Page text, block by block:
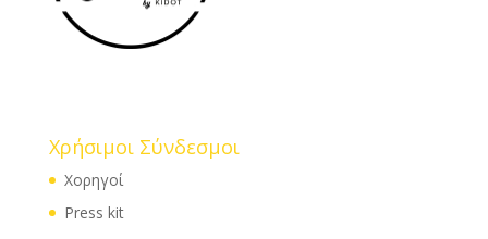
Χρήσιμοι Σύνδεσμοι
Χορηγοί
Press kit